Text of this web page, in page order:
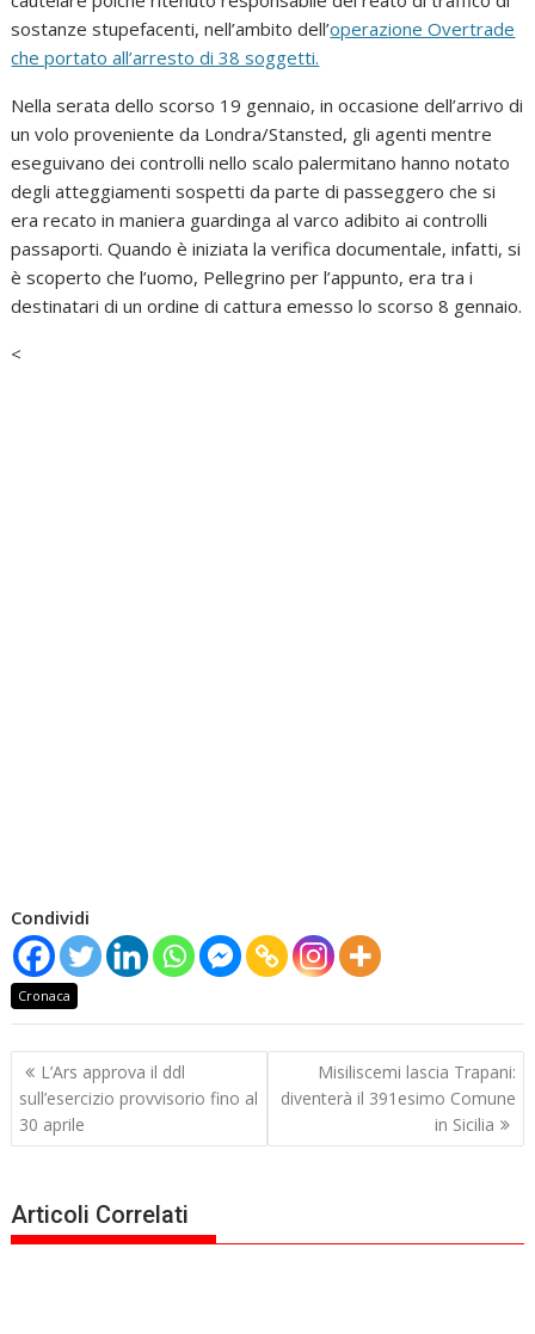
sostanze stupefacenti, nell’ambito dell’operazione Overtrade
che portato all’arresto di 38 soggetti.
Nella serata dello scorso 19 gennaio, in occasione dell’arrivo di
un volo proveniente da Londra/Stansted, gli agenti mentre
eseguivano dei controlli nello scalo palermitano hanno notato
degli atteggiamenti sospetti da parte di passeggero che si
era recato in maniera guardinga al varco adibito ai controlli
passaporti. Quando è iniziata la verifica documentale, infatti, si
è scoperto che l’uomo, Pellegrino per l’appunto, era tra i
destinatari di un ordine di cattura emesso lo scorso 8 gennaio.
<
Condividi
Cronaca
Navigazione
articoli
L’Ars approva il ddl
sull’esercizio provvisorio fino al
30 aprile
Misiliscemi lascia Trapani:
diventerà il 391esimo Comune
in Sicilia
Articoli Correlati